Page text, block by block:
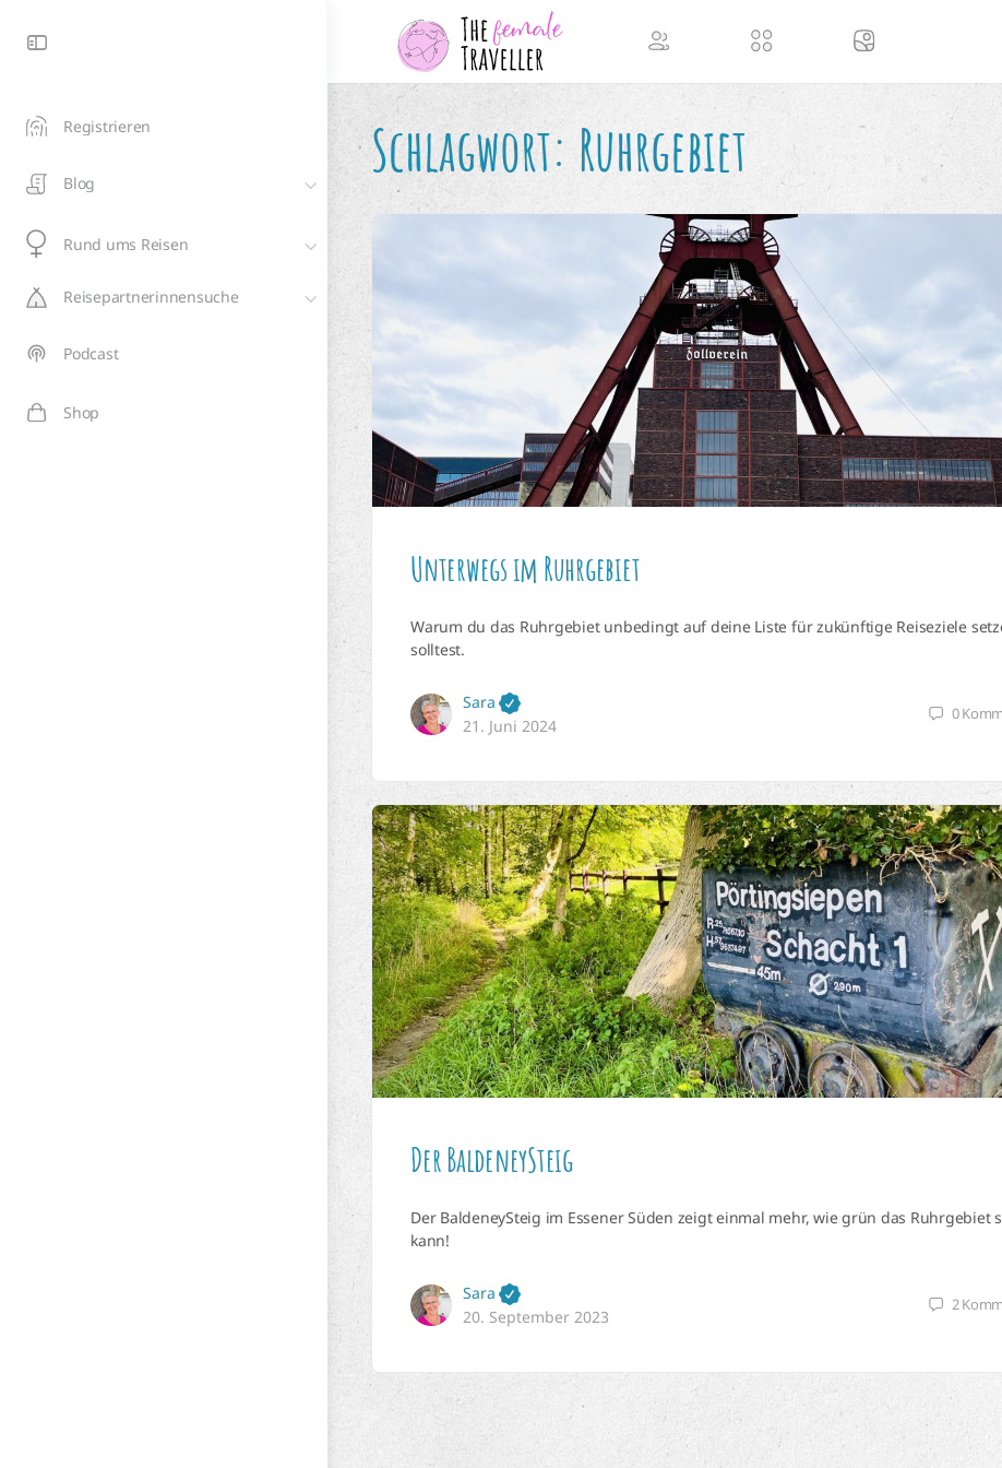
Registrieren
Blog
Rund ums Reisen
Reisepartnerinnensuche
Podcast
Shop
Schlagwort: Ruhrgebiet
Unterwegs im Ruhrgebiet
Warum du das Ruhrgebiet unbedingt auf deine Liste für zukünftige Reiseziele
solltest.
Sara
21. Juni 2024
0
Der BaldeneySteig
Der BaldeneySteig im Essener Süden zeigt einmal mehr, wie grün das Ruhrgebiet
kann!
Sara
20. September 2023
2